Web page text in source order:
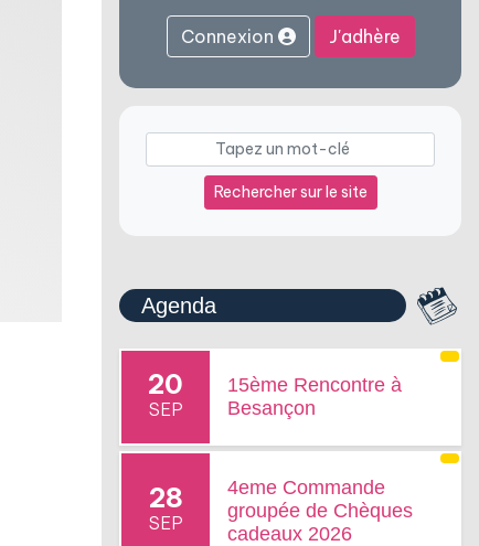
Connexion J'adhère
Rechercher sur le site
Agenda
20
SEP
15ème Rencontre à
Besançon
28
SEP
4eme Commande
groupée de Chèques
cadeaux 2026